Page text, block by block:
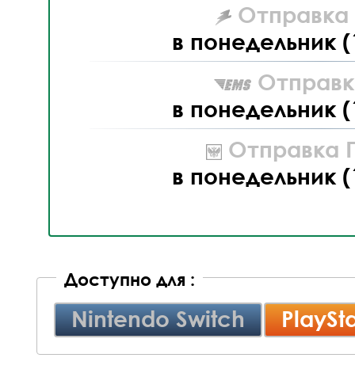
Отправка
в понедельник
в понедельник
Отправка
в понедельник
Доступно для :
Nintendo Switch